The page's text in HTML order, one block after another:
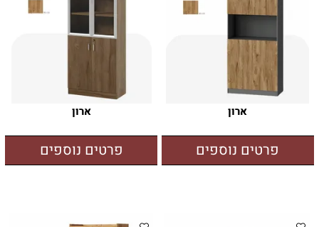
ארון
פרטים נוספים
ארון
פרטים נוספים